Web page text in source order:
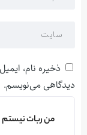
ذخیره نام،
دیدگاهی می‌نویسم.
من ربات نیستم